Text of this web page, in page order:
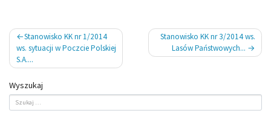
Nawigacja
wpisu
Stanowisko KK nr 1/2014
ws. sytuacji w Poczcie Polskiej
S.A....
Stanowisko KK nr 3/2014 ws.
Lasów Państwowych...
Wyszukaj